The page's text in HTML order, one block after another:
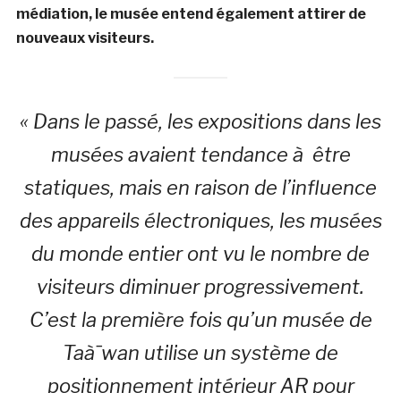
médiation, le musée entend également attirer de
nouveaux visiteurs.
« Dans le passé, les expositions dans les
musées avaient tendance à être
statiques, mais en raison de l’influence
des appareils électroniques, les musées
du monde entier ont vu le nombre de
visiteurs diminuer progressivement.
C’est la première fois qu’un musée de
Taà¯wan utilise un système de
positionnement intérieur AR pour